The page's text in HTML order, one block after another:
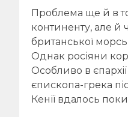
Проблема ще й в
континенту, але й
британської
Однак росіяни
Особливо в
єпископа-грека
Кенії вдалось